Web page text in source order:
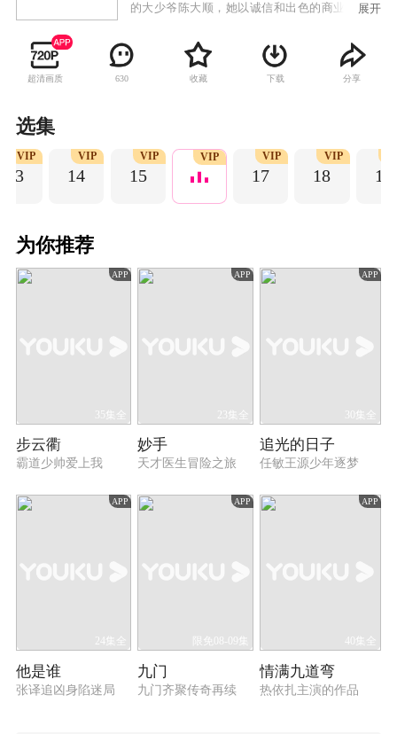
的大少爷陈大顺，她以诚信和出色的商业才能得
意外去世后，陈二顺继承药铺并败光家财，药铺
陷入绝境。褚韶华在艰辛努力下，开了华顺药铺
养活一家老小。褚韶华决意携手初恋情人夏初开
永新百货业绩突出，受经营奇才闻知秋之邀共同
创业，逐步成长为胆略过人、重诺守信的女商
展开
超清画质 630 收藏 下载 分享
选集
13
VIP
14
VIP
15
VIP VIP
17
VIP
18
VIP
19
为你推荐
APP
35集全
步云衢
霸道少帅爱上我
APP
23集全
妙手
天才医生冒险之旅
APP
30集全
追光的日子
任敏王源少年逐梦
APP
24集全
他是谁
张译追凶身陷迷局
APP
限免08-09集
九门
九门齐聚传奇再续
APP
40集全
情满九道弯
热依扎主演的作品